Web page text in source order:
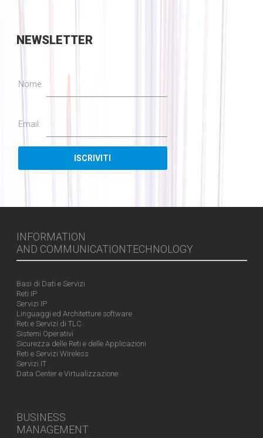
NEWSLETTER
Nome:
Email:
INFORMATION
AND COMMUNICATIONTECHNOLOGY
Basi di Dati e Servizi
Reti IP
Servizi IP
Linguaggi ed Architetture software
Reti e Servizi di TLC
Sistemi Operativi
Sicurezza delle Reti e delle Applicazioni
Reti e Servizi Wireless
Servizi IT
Data Center e Virtualizzazione
BUSINESS
MANAGEMENT